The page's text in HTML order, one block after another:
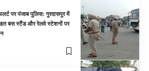
पर पंजाब पुलिस: गुरदासपुर में
बस स्टैंड और रेलवे स्टेशनों पर